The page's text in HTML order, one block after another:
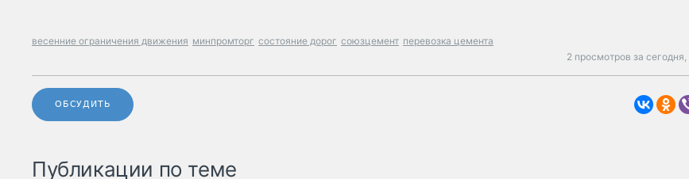
весенние ограничения движения минпромторг состояние дорог союзцемент перевозка цемента
2 просмотров за сегодня,
ОБСУДИТЬ
Публикации по теме